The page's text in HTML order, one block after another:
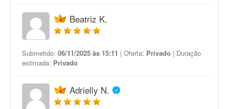
Beatriz K.
Submetido: 06/11/2025 às 15:11 | Oferta: Privado | Duração
estimada: Privado
Adrielly N.